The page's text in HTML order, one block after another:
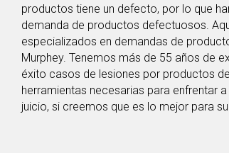
productos tiene un defecto, por lo que
demanda de productos defectuosos.
especializados en demandas de
Murphey. Tenemos más de 55 años de
éxito casos de lesiones por productos
herramientas necesarias para enfrentar
juicio, si creemos que es lo mejor para